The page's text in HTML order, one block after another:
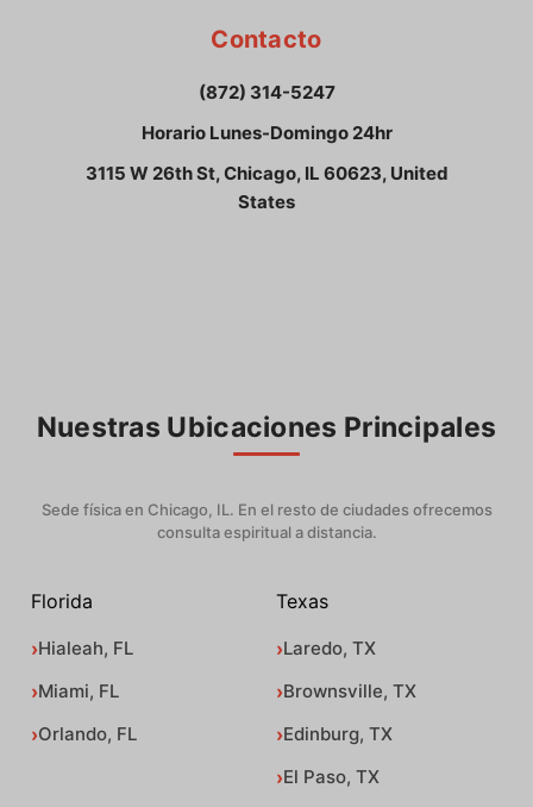
Contacto
(872) 314-5247
Horario Lunes-Domingo 24hr
3115 W 26th St, Chicago, IL 60623, United
States
Nuestras Ubicaciones Principales
Sede física en Chicago, IL. En el resto de ciudades ofrecemos
consulta espiritual a distancia.
Florida
Hialeah, FL
Miami, FL
Orlando, FL
Texas
Laredo, TX
Brownsville, TX
Edinburg, TX
El Paso, TX